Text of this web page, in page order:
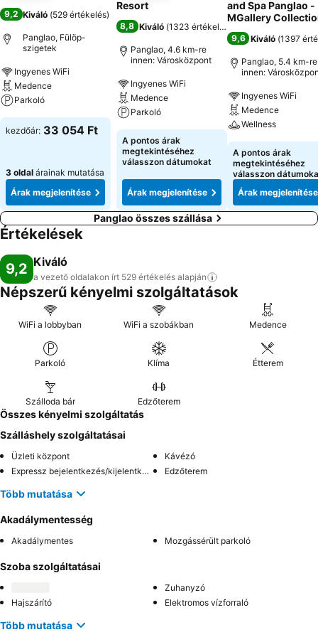
9,2 Kiváló (529 értékelés)
Panglao, Fülöp-
szigetek
Ingyenes WiFi
Medence
Parkoló
kezdőár: 33 054 Ft
3 oldal árainak mutatása
Árak megjelenítése
Resort
8,8 Kiváló (1323 értékelés
Panglao, 4.6 km-re
innen: Városközpont
Ingyenes WiFi
Medence
Parkoló
A pontos árak
megtekintéséhez
válasszon dátumokat
Árak megjelenítése
and Spa Panglao -
MGallery
9,6 Kiváló (1397
Panglao, 5.4 km-re
innen:
Ingyenes WiFi
Medence
Wellness
A pontos árak
megtekintéséhez
válasszon
Árak megjelenítése
Panglao összes szállása
Értékelések
9,2 Kiváló
a vezető oldalakon írt 529 értékelés alapján
Népszerű kényelmi szolgáltatások
WiFi a lobbyban WiFi a szobákban Medence
Parkoló Klíma Étterem
Szálloda bár Edzőterem
Összes kényelmi szolgáltatás
Szálláshely szolgáltatásai
Üzleti központ
Kávézó
Expressz bejelentkezés/kijelentkezés
Edzőterem
Több mutatása
Akadálymentesség
Akadálymentes Mozgássérült parkoló
Szoba szolgáltatásai
Zuhanyzó
Hajszárító
Elektromos vízforraló
Több mutatása